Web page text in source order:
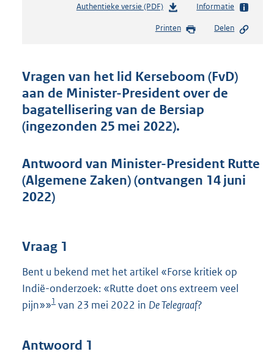
Authentieke versie (PDF)b
s
d
s
g
r
e
Informatie
Printen Delen
Vragen van het lid Kerseboom (FvD)
aan de Minister-President over de
bagatellisering van de Bersiap
(ingezonden 25 mei 2022).
Antwoord van Minister-President Rutte
(Algemene Zaken) (ontvangen 14 juni
2022)
Vraag 1
Bent u bekend met het artikel «Forse kritiek op
Indië-onderzoek: «Rutte doet ons extreem veel
pijn»»1 van 23 mei 2022 in De Telegraaf?
Antwoord 1